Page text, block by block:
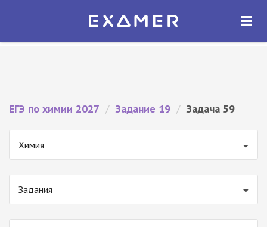
Экзамер — ЕГЭ 2027
ОТКРЫТЬ
ЕГЭ по химии 2027 / Задание 19 / Задача 59
Химия
Задания